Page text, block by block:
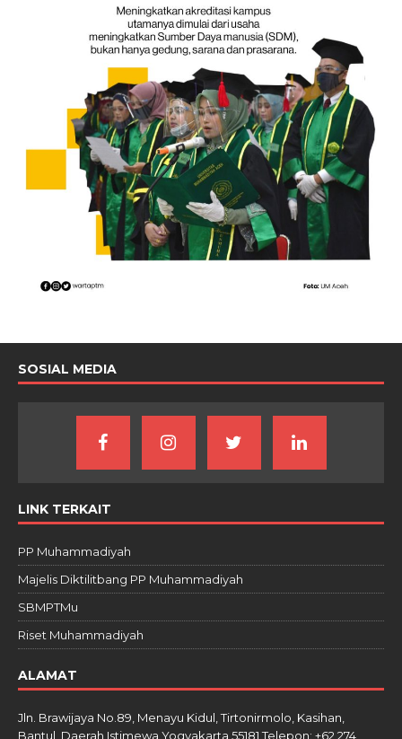
SOSIAL MEDIA
LINK TERKAIT
PP Muhammadiyah
Majelis Diktilitbang PP Muhammadiyah
SBMPTMu
Riset Muhammadiyah
ALAMAT
Jln. Brawijaya No.89, Menayu Kidul, Tirtonirmolo, Kasihan,
Bantul, Daerah Istimewa Yogyakarta 55181 Telepon: +62 274